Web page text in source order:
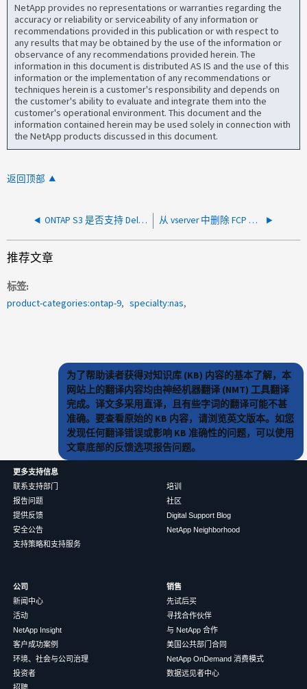
NetApp provides no representations or warranties regarding the
accuracy or reliability or serviceability of any information or
recommendations provided in this publication or with respect to
any results that may be obtained by the use of the information or
observance of any recommendations provided herein. The
information in this document is distributed AS IS and the use of this
information or the implementation of any recommendations or
techniques herein is a customer's responsibility and depends on
the customer's ability to evaluate and integrate them into the
customer's operational environment. This document and the
information contained herein may be used solely in connection with
the NetApp products discussed in this document.
返回顶部
ONTAP S3 是否支持 DeleteBucketPolicy、PutBucketAcl 和 PutObjectAcl 从 vserver 中删除 FCP 协议会影响 NAS 服务吗？
推荐文章
标签
product-categories:ontap-9
specialty:nas
为了帮助读者获得对知识库 (KB) 内容的基本了解，本
网站上的翻译内容均由神经机器翻译 (NMT) 工具翻译
完成。译文多采用直译，且有些字词的翻译可能不甚
准确。要查看原始的 KB 内容，请浏览英文版本。如您
发现任何翻译错误或影响 KB 准确性的问题，可以使用
文章底部的反馈选项报告问题。
更多支持信息
联系支持部门
报告问题
提供反馈
安全公告
支持策略和支持服务
培训
社区
Digital Support Blog
NetApp Neighborhood
公司
新闻中心
活动
NetApp Insight
客户成功案例
环境、社会与公司治理
投资者
销售
先试后买
寻找合作伙伴
与 NetApp 合作
美国公共部门合同
NetApp OnDemand 消费模式
数据远见者中心